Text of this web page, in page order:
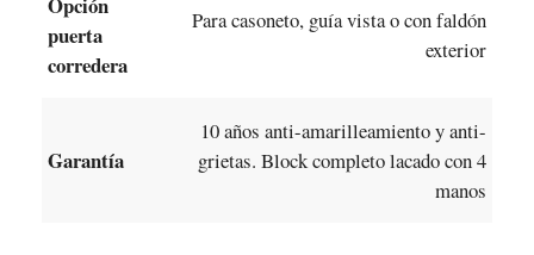
puerta
corredera
Para casoneto, guía vista o con faldón
exterior
Garantía
10 años anti-amarilleamiento y anti-
grietas. Block completo lacado con 4
manos